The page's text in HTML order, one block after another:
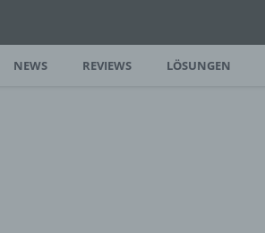
NEWS REVIEWS LÖSUNGEN